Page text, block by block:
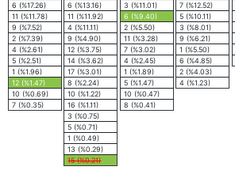
6 (%17.26)
11 (%11.78)
9 (%7.52)
2 (%7.39)
4 (%2.61)
5 (%2.51)
1 (%1.96)
12 (%1.47)
10 (%0.69)
7 (%0.35)
6 (%13.16)
11 (%11.92)
4 (%11.11)
9 (%4.90)
12 (%3.75)
14 (%3.62)
17 (%3.01)
8 (%2.24)
10 (%1.22)
16 (%1.11)
3 (%0.75)
5 (%0.71)
1 (%0.49)
13 (%0.29)
15 (%0.21)
3 (%11.01)
6 (%9.40)
2 (%5.50)
11 (%3.28)
7 (%3.02)
4 (%2.45)
1 (%1.89)
5 (%1.47)
10 (%0.47)
8 (%0.41)
7 (%12.52)
5 (%10.11)
3 (%8.01)
9 (%6.21)
1 (%5.50)
6 (%4.85)
2 (%4.03)
4 (%1.23)